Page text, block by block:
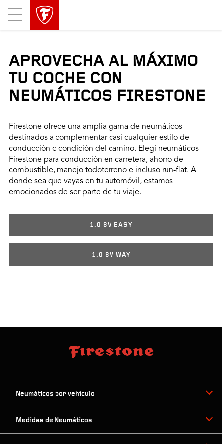
Mobile
Menu
APROVECHA AL MÁXIMO
TU COCHE CON
NEUMÁTICOS FIRESTONE
Firestone ofrece una amplia gama de neumáticos
destinados a complementar casi cualquier estilo de
conducción o condición del camino. Elegí neumáticos
Firestone para conducción en carretera, ahorro de
combustible, manejo todoterreno e incluso run-flat. A
donde sea que vayas en tu automóvil, estamos
emocionados de ser parte de tu viaje.
1.0 8V EASY
1.0 8V WAY
Neumáticos por vehículo
Medidas de Neumáticos